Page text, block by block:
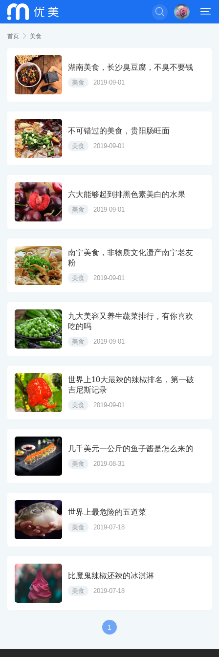


首页  美食
湖南美食，长沙臭豆腐，不臭不要钱
美食 2019-09-01
不可错过的美食，贵阳肠旺面
美食 2019-09-01
六大能够起到排黑色素美白的水果
美食 2019-09-01
南宁美食，非物质文化遗产南宁老友
粉
美食 2019-09-01
九大美容又养生蔬菜排行，有你喜欢
吃的吗
美食 2019-09-01
世界上10大最辣的辣椒排名，第一破
吉尼斯记录
美食 2019-09-01
几千美元一公斤的鱼子酱是怎么来的
美食 2019-08-31
世界上最危险的五道菜
美食 2019-07-18
比魔鬼辣椒还辣的冰淇淋
美食 2019-07-18
1